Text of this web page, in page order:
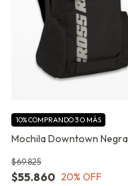
Mochila Downtown Negra
$55.860
$69.825
20% OFF
10%COMPRANDO 3 O MÁS